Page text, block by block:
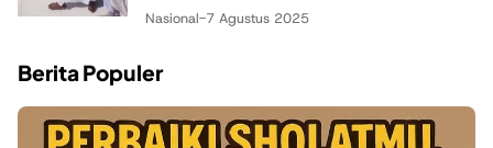
Nasional-7 Agustus 2025
Berita Populer